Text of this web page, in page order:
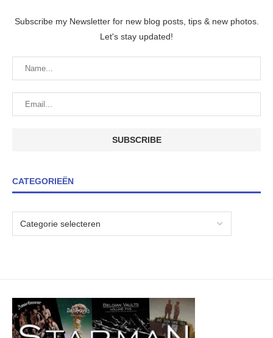
Subscribe my Newsletter for new blog posts, tips & new photos.
Let's stay updated!
CATEGORIEËN